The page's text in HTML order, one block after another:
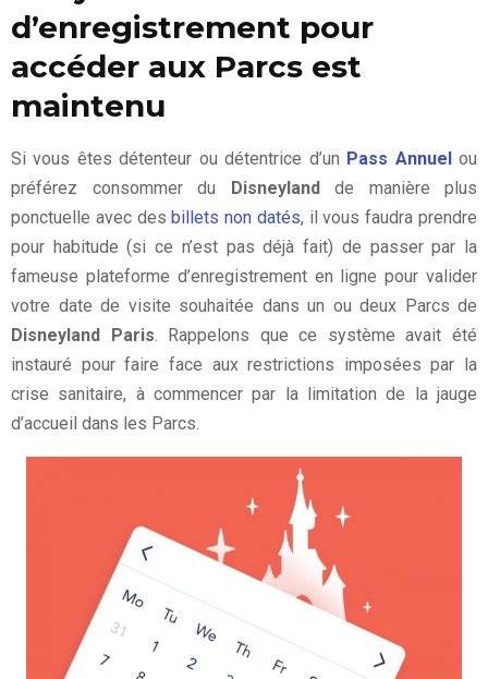
d’enregistrement pour
accéder aux Parcs est
maintenu
Si vous êtes détenteur ou détentrice d’un Pass Annuel ou
préférez consommer du Disneylandde manière plus
ponctuelle avec desbillets non datés, il vous faudra prendre
pour habitude (si ce n’est pas déjà fait) de passer par la
fameuse plateforme d’enregistrement en ligne pour valider
votre date de visite souhaitée dans un ou deux Parcs de
Disneyland Paris. Rappelons que ce système avait été
instauré pour faire face aux restrictions imposées par la
crise sanitaire, à commencer par la limitation de la jauge
d’accueil dans les Parcs.